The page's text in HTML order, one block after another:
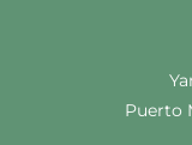
Puerto